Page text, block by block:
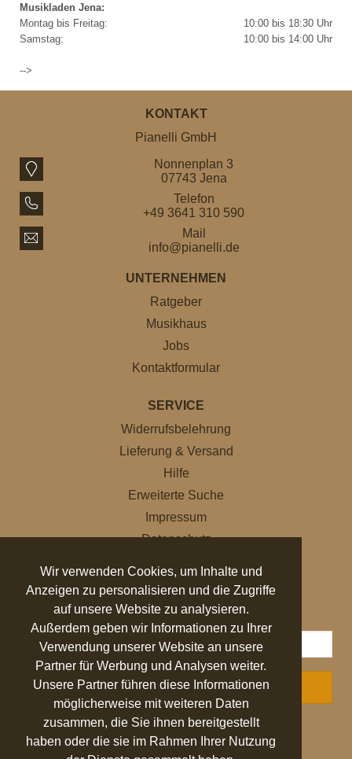
Wir verwenden Cookies, um Inhalte und
Anzeigen zu personalisieren und die Zugriffe
auf unsere Website zu analysieren.
Außerdem geben wir Informationen zu Ihrer
Verwendung unserer Website an unsere
Partner für Werbung und Analysen weiter.
Unsere Partner führen diese Informationen
möglicherweise mit weiteren Daten
zusammen, die Sie ihnen bereitgestellt
haben oder die sie im Rahmen Ihrer Nutzung
Musikladen Jena:
Montag bis Freitag:
10:00 bis 18:30 Uhr
Samstag:
10:00 bis 14:00 Uhr
-->
KONTAKT
Pianelli GmbH
Nonnenplan 3
07743 Jena
Telefon
+49 3641 310 590
Mail
info@pianelli.de
UNTERNEHMEN
Ratgeber
Musikhaus
Jobs
Kontaktformular
SERVICE
Widerrufsbelehrung
Lieferung & Versand
Hilfe
Erweiterte Suche
Impressum
Datenschutz
NEWSLETTER
ABONNIEREN